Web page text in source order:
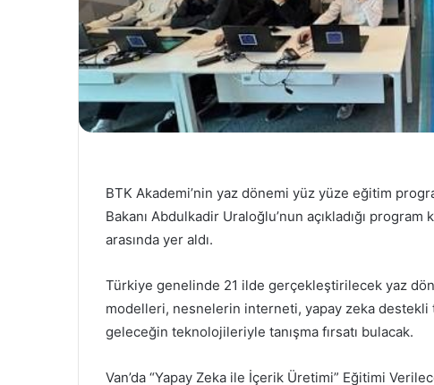
BTK Akademi’nin yaz dönemi yüz yüze eğitim
Bakanı Abdulkadir Uraloğlu’nun açıkladığı
arasında yer aldı.
Türkiye genelinde 21 ilde gerçekleştirilecek yaz
modelleri, nesnelerin interneti, yapay zeka destekli
geleceğin teknolojileriyle tanışma fırsatı bulacak.
Van’da “Yapay Zeka ile İçerik Üretimi” Eğitimi